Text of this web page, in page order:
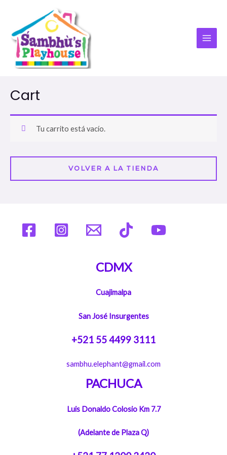
contenido
Cart
Tu carrito está vacío.
VOLVER A LA TIENDA
CDMX
Cuajimalpa
San José Insurgentes
+521 55 4499 3111
sambhu.elephant@gmail.com
PACHUCA
Luis Donaldo Colosio Km 7.7
(Adelante de Plaza Q)